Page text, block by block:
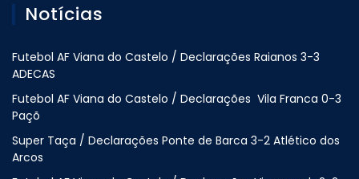
Notícias
Futebol AF Viana do Castelo / Declarações Raianos 3-3
ADECAS
Futebol AF Viana do Castelo / Declarações Vila Franca 0-3
Paçõ
Super Taça / Declarações Ponte de Barca 3-2 Atlético dos
Arcos